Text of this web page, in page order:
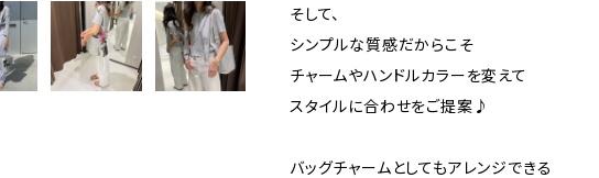
そして、
シンプルな質感だからこそ
チャームやハンドルカラーを変えて
スタイルに合わせをご提案♪
バッグチャームとしてもアレンジできる